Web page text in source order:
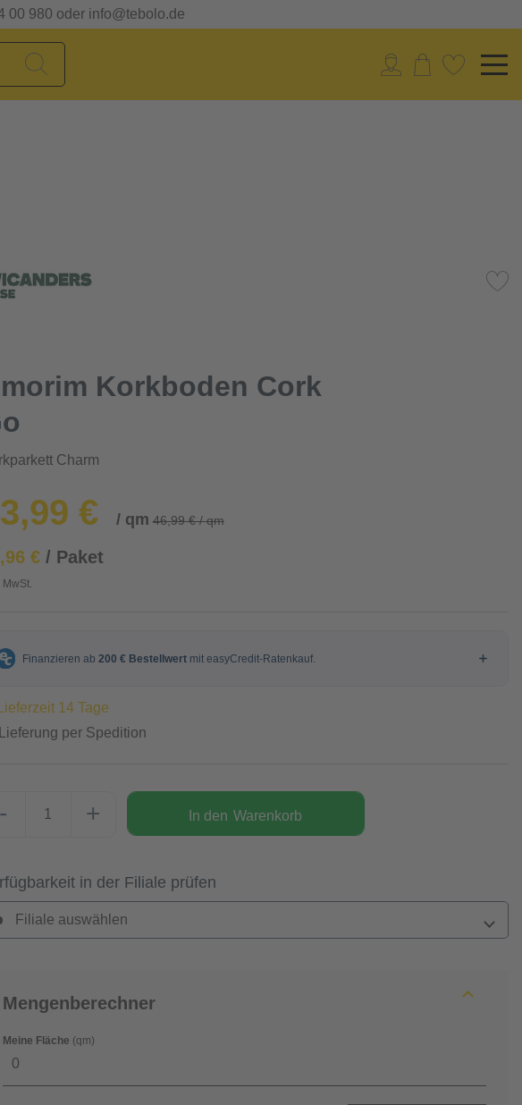
00 980 oder info@tebolo.de
Korkboden Cork
Charm
€ / qm 46,99 € / qm
€/ Paket
MwSt.
Lieferzeit 14 Tage
per Spedition
- + In den Warenkorb
in der Filiale prüfen
Filiale auswählen
Mengenberechner
Meine Fläche (qm)